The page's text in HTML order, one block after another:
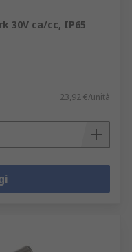
30V ca/cc, IP65
23,92 €/unità